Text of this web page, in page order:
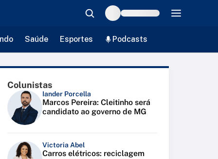
Saúde Esportes Podcasts
Colunistas
Iander Porcella
Marcos Pereira: Cleitinho será
candidato ao governo de MG
Victoria Abel
Carros elétricos: reciclagem